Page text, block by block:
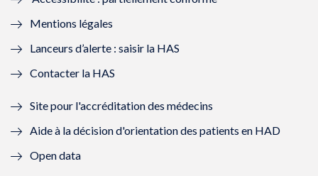
t
r
e
)
ê
r
)
t
e
ê
)
Mentions légales
Lanceurs d’alerte : saisir la HAS
Contacter la HAS
Site pour l'accréditation des médecins
Aide à la décision d'orientation des patients en HAD
Open data